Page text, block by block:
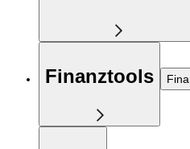
Finanztools